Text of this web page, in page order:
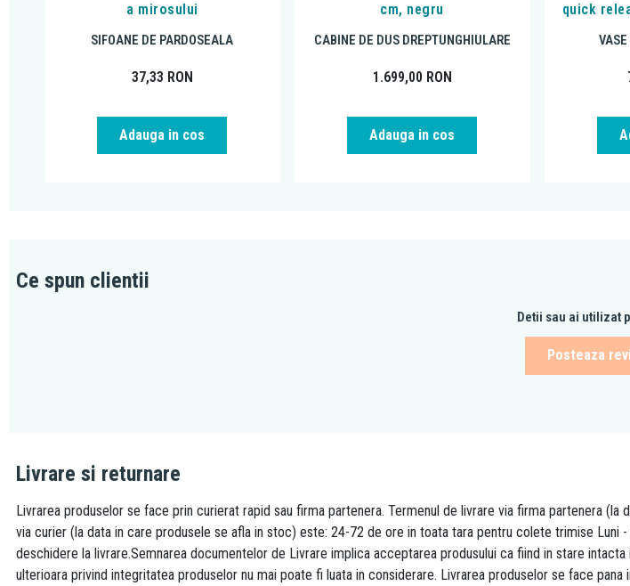
a mirosului
SIFOANE DE PARDOSEALA
37,33 RON
Adauga in cos
cm, negru
CABINE DE DUS DREPTUNGHIULARE
1.699,00 RON
Adauga in cos
quick
Ce spun clientii
Detii sau ai utilizat
Posteaza
Livrare si returnare
Livrarea produselor se face prin curierat rapid sau firma partenera. Termenul de livrare via firma partenera
via curier (la data in care produsele se afla in stoc) este: 24-72 de ore in toata tara pentru colete trimise
deschidere la livrare.Semnarea documentelor de Livrare implica acceptarea produsului ca fiind in stare
ulterioara privind integritatea produselor nu mai poate fi luata in considerare. Livrarea produselor se face